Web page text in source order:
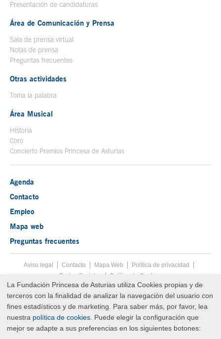
Presentación de candidaturas
Área de Comunicación y Prensa
Sala de prensa virtual
Notas de prensa
Preguntas frecuentes
Otras actividades
Toma la palabra
Área Musical
Historia
Coro
Concierto Premios Princesa de Asturias
Agenda
Contacto
Empleo
Mapa web
Preguntas frecuentes
Menú pie
Aviso legal Tecla de acceso 8
Contacto Mapa Web
Política de privacidad
Redes Sociales
Política de Cookies
Fin menú pie
© Copyright Fri Aug 07 13:25:24 UTC 2026 Fundación Princesa de
Asturias
La Fundación Princesa de Asturias utiliza Cookies propias y de
terceros con la finalidad de analizar la navegación del usuario con
fines estadísticos y de marketing. Para saber más, por favor, lea
nuestra política de cookies . Puede elegir la configuración que
mejor se adapte a sus preferencias en los siguientes botones: